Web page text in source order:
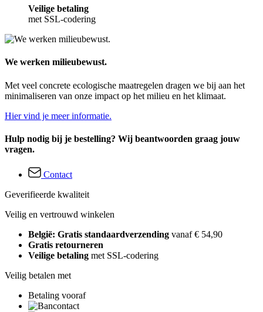
Veilige betaling
met SSL-codering
We werken milieubewust.
Met veel concrete ecologische maatregelen dragen we bij aan het
minimaliseren van onze impact op het milieu en het klimaat.
Hier vind je meer informatie.
Hulp nodig bij je bestelling? Wij beantwoorden graag jouw
vragen.
Contact
Geverifieerde kwaliteit
Veilig en vertrouwd winkelen
België: Gratis standaardverzending vanaf € 54,90
Gratis retourneren
Veilige betaling met SSL-codering
Veilig betalen met
Betaling vooraf